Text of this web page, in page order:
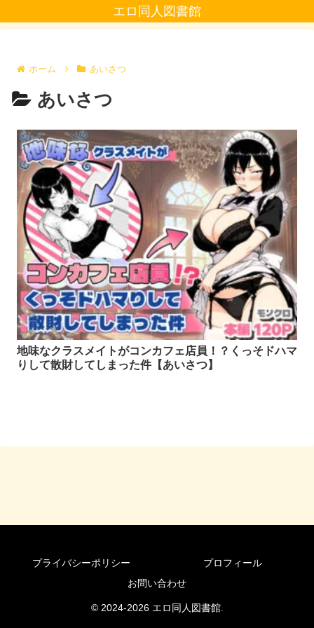
エロ同人図書館
ホーム あいさつ
あいさつ
地味なクラスメイトがコンカフェ店員！？くっそドハマ
りして散財してしまった件【あいさつ】
プライバシーポリシー
プロフィール
お問い合わせ
© 2024-2026 エロ同人図書館.